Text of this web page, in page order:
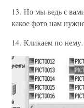
13. Но мы ведь с
какое фото нам
14. Кликаем по нему.